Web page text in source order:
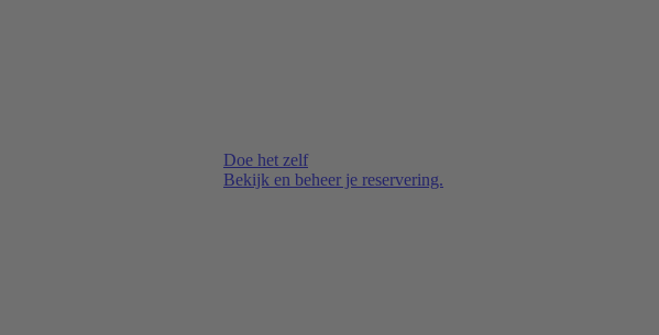
Doe het zelf
Bekijk en beheer je reservering.